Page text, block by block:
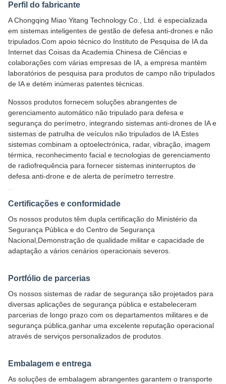
Perfil do fabricante
A Chongqing Miao Yitang Technology Co., Ltd. é especializada
em sistemas inteligentes de gestão de defesa anti-drones e não
tripulados.Com apoio técnico do Instituto de Pesquisa de IA da
Internet das Coisas da Academia Chinesa de Ciências e
colaborações com várias empresas de IA, a empresa mantém
laboratórios de pesquisa para produtos de campo não tripulados
de IA e detém inúmeras patentes técnicas.
Nossos produtos fornecem soluções abrangentes de
gerenciamento automático não tripulado para defesa e
segurança do perímetro, integrando sistemas anti-drones de IA e
sistemas de patrulha de veículos não tripulados de IA.Estes
sistemas combinam a optoelectrónica, radar, vibração, imagem
térmica, reconhecimento facial e tecnologias de gerenciamento
de radiofrequência para fornecer sistemas ininterruptos de
defesa anti-drone e de alerta de perímetro terrestre.
Certificações e conformidade
Os nossos produtos têm dupla certificação do Ministério da
Segurança Pública e do Centro de Segurança
Nacional,Demonstração de qualidade militar e capacidade de
adaptação a vários cenários operacionais severos.
Portfólio de parcerias
Os nossos sistemas de radar de segurança são projetados para
diversas aplicações de segurança pública e estabeleceram
parcerias de longo prazo com os departamentos militares e de
segurança pública,ganhar uma excelente reputação operacional
através de serviços personalizados de produtos.
Embalagem e entrega
As soluções de embalagem abrangentes garantem o transporte